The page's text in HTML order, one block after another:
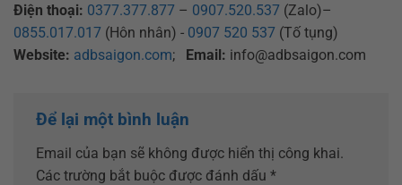
Điện thoại: 0377.377.877 – 0907.520.537 (Zalo)–
0855.017.017 (Hôn nhân) - 0907 520 537 (Tố tụng)
Website: adbsaigon.com; Email: info@adbsaigon.com
Để lại một bình luận
Email của bạn sẽ không được hiển thị công khai.
Các trường bắt buộc được đánh dấu *